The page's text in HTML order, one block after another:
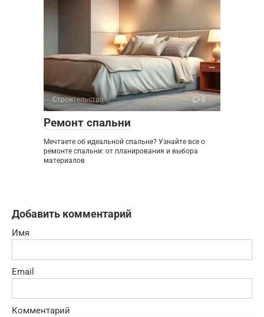
Строительство 0
Ремонт спальни
Мечтаете об идеальной спальне? Узнайте все о
ремонте спальни: от планирования и выбора
материалов
Добавить комментарий
Имя
Email
Комментарий